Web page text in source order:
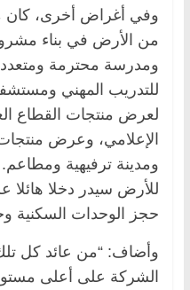
وفي أغراض أخرى، كان
من الأرض في بناء
ومدرسة محترمة
للتدريب المهني
لعرض منتجات القطاع
الإعلامي، وعرض
ومدينة ترفيهية
للأرض سيدر دخلا
حجز الوحدات السكنية
وأضاف: “من عائد كل
الشركة على أعلى